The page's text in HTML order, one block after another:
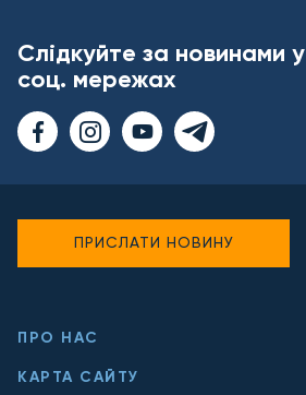
Слідкуйте за новинами у
соц. мережах
ПРО НАС
КАРТА САЙТУ
ПРИСЛАТИ НОВИНУ